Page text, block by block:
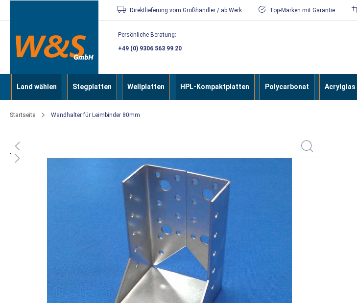
Direkt
zum
Inhalt
Direktlieferung vom Großhändler / ab Werk Top-Marken mit Garantie
Persönliche Beratung:
+49 (0) 9306 563 99 20
Land wählen Stegplatten Wellplatten HPL-Kompaktplatten Polycarbonat Acrylglas
Startseite Wandhalter für Leimbinder 80mm
Ende